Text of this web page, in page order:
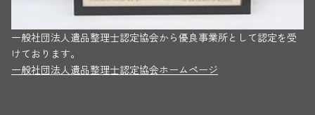
一般社団法人遺品整理士認定協会から優良事業所として認定を受
けております。
一般社団法人遺品整理士認定協会ホームページ